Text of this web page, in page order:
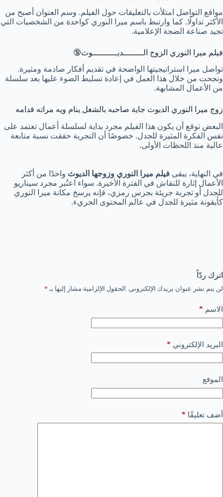
مواقع التواصل امتلأت بالتعليقات حول الفيلم. وسم العنوان أصبح من
الأكثر تداولًا. كما وارتبط باسم ميرا النوري كواحدة من الشخصيات التي
تجيد صناعة الضجة الإعلامية.
فيلم ميرا النوري الزوج الــــــــديــــــــــوث🔞
تواصل ميرا استراتيجيتها الواضحة في تقديم أفكار صادمة ومثيرة.
ونجحت من خلال هذا العمل في إعادة تسليط الضوء عليها بعد سلسلة
من الأعمال المشابهة.
زوج ميرا النوري الديوث جاية صاحبه بالشغل ينام ويه مراته قدامه
البعض توقع أن يكون هذا الفيلم مجرد بداية لسلسلة أعمال تعتمد على
نفس الفكرة المثيرة للجدل. خصوصًا أن التجربة حققت نسبة متابعة
عالية منذ اللحظات الأولى.
في النهاية، يبقى فيلم ميرا النوري وزوجها الديوث واحدًا من أكثر
الأعمال إثارة للنقاش في الفترة الأخيرة. سواء اعتُبر مجرد سيناريو
للجدل أو تجربة جريئة بجرس رمزي، فإنه يرسخ مكانة ميرا النوري
كأيقونة مثيرة للجدل في عالم المحتوى الجريء.
اترك ردّاً
لن يتم نشر عنوان بريدك الإلكتروني. الحقول الإلزامية مشار إليها بـ *
الاسم *
البريد الإلكتروني *
الموقع
أضف تعليقًا *